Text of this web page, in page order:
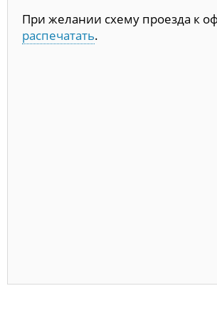
При желании схему проезда к
распечатать.